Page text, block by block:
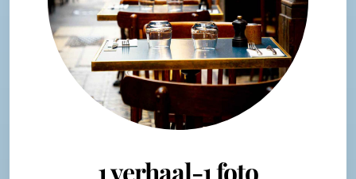
1 verhaal-1 foto